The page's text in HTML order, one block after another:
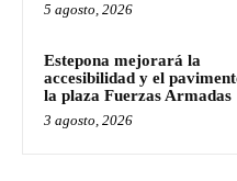
5 agosto, 2026
Estepona mejorará la
accesibilidad y el
la plaza Fuerzas Armadas
3 agosto, 2026